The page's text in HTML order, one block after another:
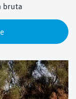
bruta